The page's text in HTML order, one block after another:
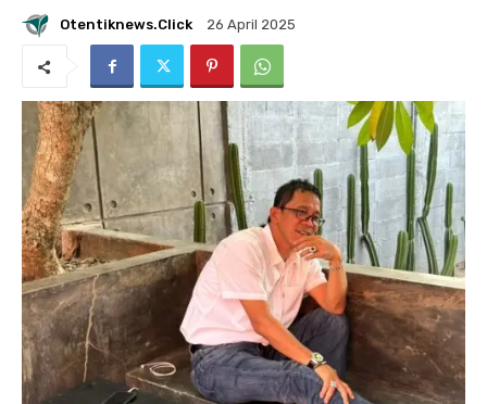
Otentiknews.click 26 April 2025